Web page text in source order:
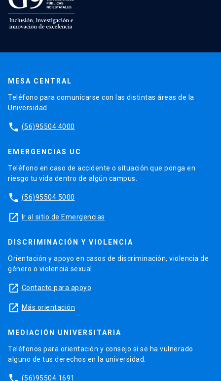
MESA CENTRAL
Teléfono para comunicarse con las distintas áreas de la
Universidad.
phone (56)95504 4000
EMERGENCIAS UC
Teléfono en caso de accidente o situación que ponga en
riesgo tu vida dentro de algún campus.
phone (56)95504 5000
launch Ir al sitio de Emergencias
DISCRIMINACIÓN Y VIOLENCIA
Orientación y apoyo en casos de discriminación, violencia de
género o violencia sexual.
launch Contacto para apoyo
launch Más orientación
MEDIACIÓN UNIVERSITARIA
Teléfonos para orientación y consejo si se ha vulnerado
alguno de tus derechos en la universidad.
(56)95504 1691